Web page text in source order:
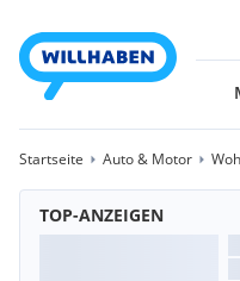
Startseite Auto & Motor
TOP-ANZEIGEN